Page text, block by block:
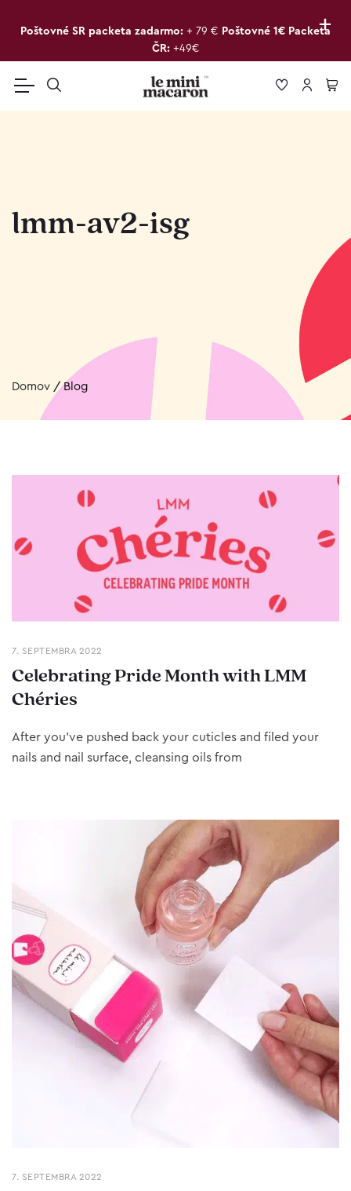
+
Poštovné SR packeta zadarmo: + 79 € Poštovné 1€ Packeta
ČR: +49€
lmm-av2-isg
Domov /Blog
7. SEPTEMBRA 2022
Celebrating Pride Month with LMM
Chéries
After you’ve pushed back your cuticles and filed your
nails and nail surface, cleansing oils from
7. SEPTEMBRA 2022